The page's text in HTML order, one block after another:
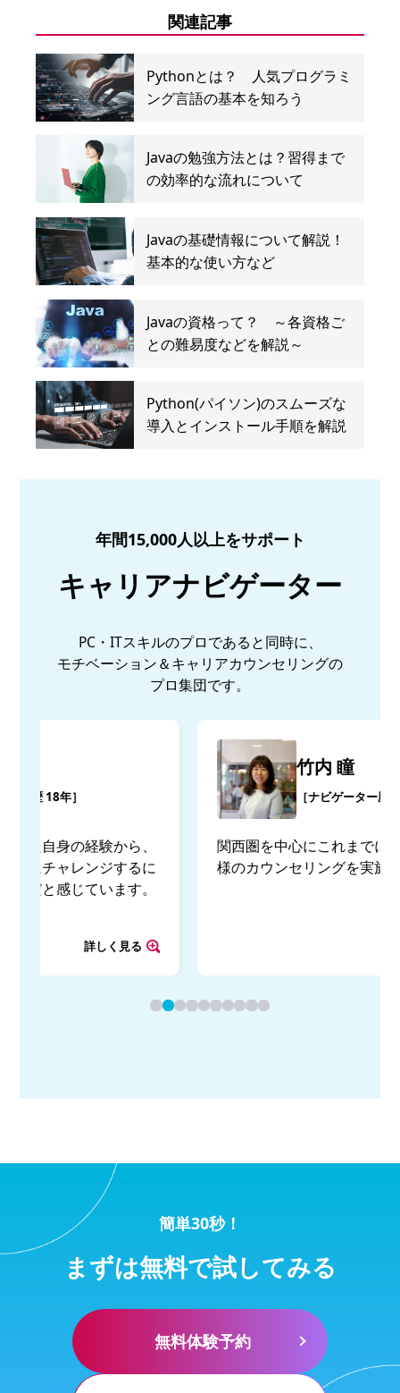
関連記事
Pythonとは？ 人気プログラミ
ング言語の基本を知ろう
Javaの勉強方法とは？習得まで
の効率的な流れについて
Javaの基礎情報について解説！
基本的な使い方など
Javaの資格って？ ～各資格ご
との難易度などを解説～
Python(パイソン)のスムーズな
導入とインストール手順を解説
年間15,000人以上をサポート
キャリアナビゲーター
PC・ITスキルのプロであると同時に、
モチベーション＆キャリアカウンセリングの
プロ集団です。
［ナビゲーター歴 18年］
関西圏を中心にこれまでに約15,000名のお客
様のカウンセリングを実施。
簡単30秒！
まずは無料で試してみる
無料体験予約